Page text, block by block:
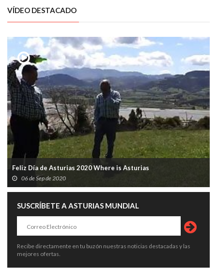
VÍDEO DESTACADO
Feliz Día de Asturias 2020 Where is Asturias
06 de Sep de 2020
SUSCRÍBETE A ASTURIAS MUNDIAL
Recibe directamente en tu buzón nuestras noticias destacadas y las
mejores ofertas.